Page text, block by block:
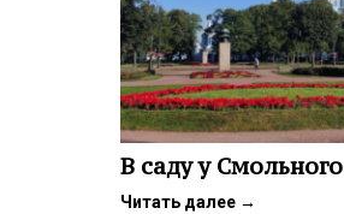
В саду у Смольного
Читать далее →